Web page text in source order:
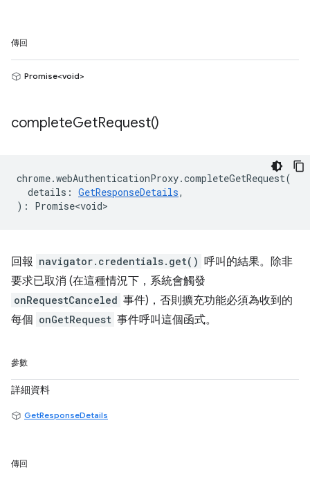
傳回
Promise<void>
completeGetRequest()
chrome.webAuthenticationProxy.completeGetRequest(
details : GetResponseDetails,
) : Promise<void>
回報 navigator.credentials.get() 呼叫的結果。除非
要求已取消 (在這種情況下，系統會觸發
onRequestCanceled 事件)，否則擴充功能必須為收到的
每個 onGetRequest 事件呼叫這個函式。
參數
詳細資料
GetResponseDetails
傳回